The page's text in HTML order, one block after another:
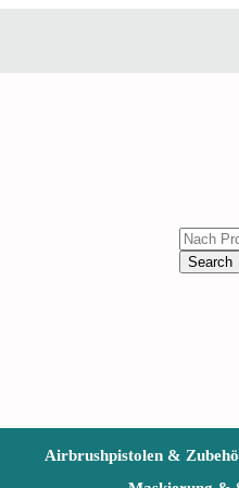
Search
Airbrushpistolen &